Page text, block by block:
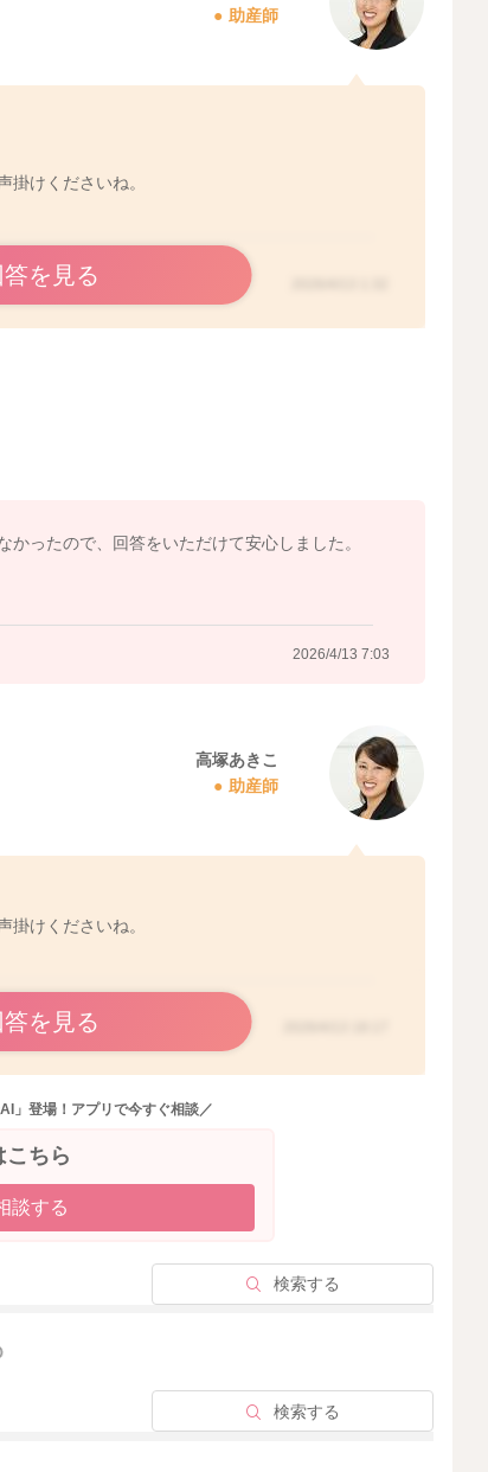
助産師
掛けくださいね。
を見る
ったので、回答をいただけて安心しました。
2026/4/13 7:03
高塚あきこ
助産師
掛けくださいね。
を見る
」登場！アプリで今すぐ相談／
こちら
談する
検索する
る
検索する